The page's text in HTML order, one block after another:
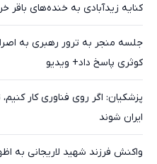
کنایه زیدآبادی به خنده‌های
جلسه منجر به ترور رهبری به
کوثری پاسخ داد+ ویدیو
پزشکیان: اگر روی فناوری کار
ایران شوند
واکنش فرزند شهید لاریجانی به